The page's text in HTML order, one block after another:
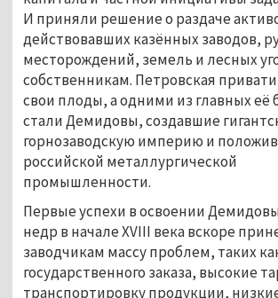
И приняли решение о раздаче
действовавших казённых заводов,
месторождений, земель и лесных
собственникам. Петровская
свои плоды, а одними из главных её
стали Демидовы, создавшие
горнозаводскую империю и
российской металлургической
промышленности.
Первые успехи в освоении
недр в начале XVIII века вскоре
заводчикам массу проблем, таких
государственного заказа, высокие
транспортировку продукции,